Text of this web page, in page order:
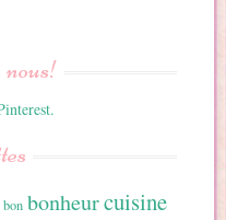
nous!
bon bonheurcuisine